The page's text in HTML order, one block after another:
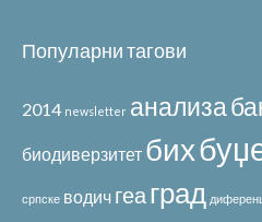
Популарни тагови
2014 newsletter анализа
биодиверзитет бих
српске водич геаград